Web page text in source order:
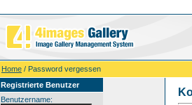
Home / Password vergessen
Registrierte Benutzer
Benutzername: